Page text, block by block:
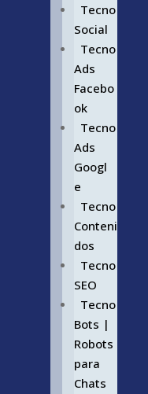
Tecno
Social
Tecno
Ads
Facebo
ok
Tecno
Ads
Googl
e
Tecno
Conteni
dos
Tecno
SEO
Tecno
Bots |
Robots
para
Chats